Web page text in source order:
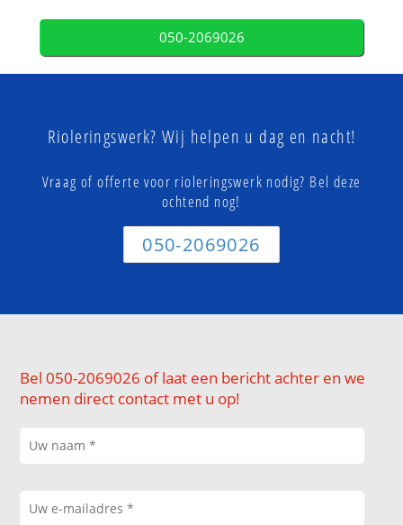
050-2069026
Rioleringswerk? Wij helpen u dag en nacht!
Vraag of offerte voor rioleringswerk nodig? Bel deze
ochtend nog!
050-2069026
Bel 050-2069026 of laat een bericht achter en we
nemen direct contact met u op!